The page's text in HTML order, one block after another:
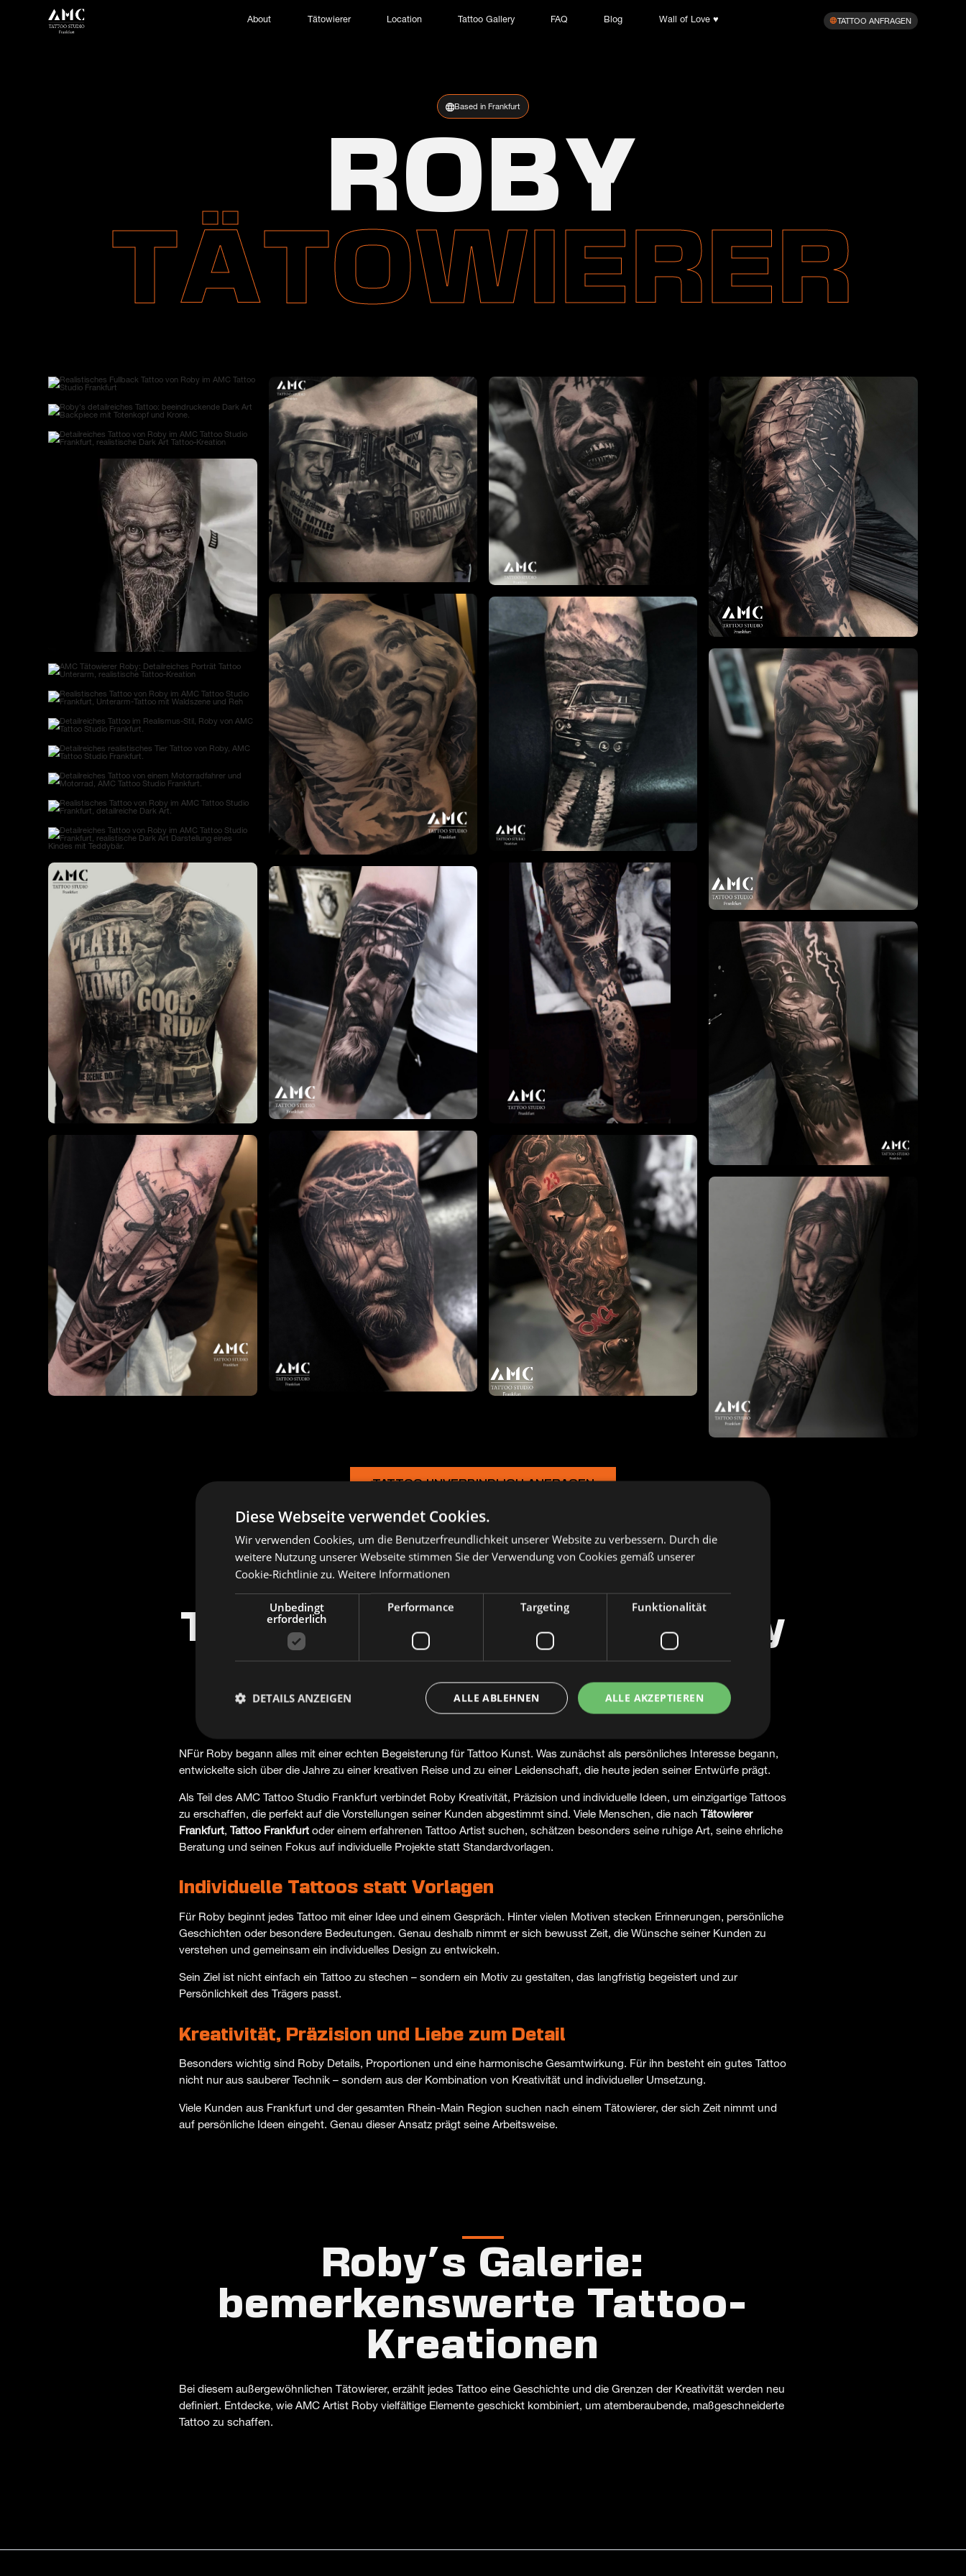
About Tätowierer Location Tattoo Gallery FAQ Blog Wall of Love ♥︎ TATTOO ANFRAGEN
Based in Frankfurt
ROBY
TÄTOWIERER
TATTOO UNVERBINDLICH ANFRAGEN
Tätowierer Frankfurt – Roby
| Individuelle Tattoos mit
Persönlichkeit
NFür Roby begann alles mit einer echten Begeisterung für Tattoo Kunst. Was zunächst als persönliches Interesse begann,
entwickelte sich über die Jahre zu einer kreativen Reise und zu einer Leidenschaft, die heute jeden seiner Entwürfe prägt.
Als Teil des AMC Tattoo Studio Frankfurt verbindet Roby Kreativität, Präzision und individuelle Ideen, um einzigartige Tattoos
zu erschaffen, die perfekt auf die Vorstellungen seiner Kunden abgestimmt sind. Viele Menschen, die nach Tätowierer
Frankfurt, Tattoo Frankfurtoder einem erfahrenen Tattoo Artist suchen, schätzen besonders seine ruhige Art, seine ehrliche
Beratung und seinen Fokus auf individuelle Projekte statt Standardvorlagen.
Individuelle Tattoos statt Vorlagen
Für Roby beginnt jedes Tattoo mit einer Idee und einem Gespräch. Hinter vielen Motiven stecken Erinnerungen, persönliche
Geschichten oder besondere Bedeutungen. Genau deshalb nimmt er sich bewusst Zeit, die Wünsche seiner Kunden zu
verstehen und gemeinsam ein individuelles Design zu entwickeln.
Sein Ziel ist nicht einfach ein Tattoo zu stechen – sondern ein Motiv zu gestalten, das langfristig begeistert und zur
Persönlichkeit des Trägers passt.
Kreativität, Präzision und Liebe zum Detail
Besonders wichtig sind Roby Details, Proportionen und eine harmonische Gesamtwirkung. Für ihn besteht ein gutes Tattoo
nicht nur aus sauberer Technik – sondern aus der Kombination von Kreativität und individueller Umsetzung.
Viele Kunden aus Frankfurt und der gesamten Rhein-Main Region suchen nach einem Tätowierer, der sich Zeit nimmt und
auf persönliche Ideen eingeht. Genau dieser Ansatz prägt seine Arbeitsweise.
Roby's Galerie:
bemerkenswerte Tattoo-
Kreationen
Bei diesem außergewöhnlichen Tätowierer, erzählt jedes Tattoo eine Geschichte und die Grenzen der Kreativität werden neu
definiert. Entdecke, wie AMC Artist Roby vielfältige Elemente geschickt kombiniert, um atemberaubende, maßgeschneiderte
Tattoo zu schaffen.
Diese Webseite verwendet Cookies.
Wir verwenden Cookies, um die Benutzerfreundlichkeit unserer Website zu verbessern. Durch die
weitere Nutzung unserer Webseite stimmen Sie der Verwendung von Cookies gemäß unserer
Cookie-Richtlinie zu. Weitere Informationen
Unbedingt
erforderlich
Performance Targeting Funktionalität
ALLE AKZEPTIEREN
ALLE ABLEHNEN
DETAILS ANZEIGEN